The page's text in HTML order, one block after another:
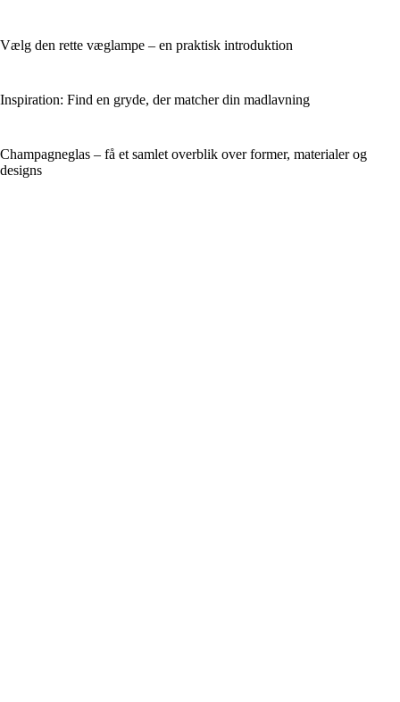
Vælg den rette væglampe – en praktisk introduktion
Inspiration: Find en gryde, der matcher din madlavning
Champagneglas – få et samlet overblik over former, materialer og
designs